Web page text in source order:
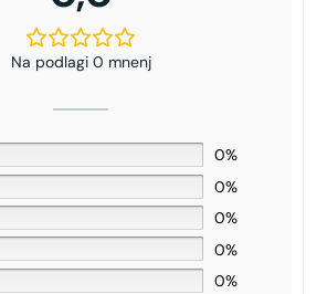
Na podlagi 0 mnenj
0%
0%
0%
0%
0%